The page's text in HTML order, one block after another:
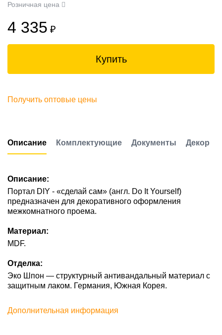
Розничная цена
4 335 ₽
Купить
Получить оптовые цены
Описание Комплектующие Документы Декор
Описание:
Портал DIY - «сделай сам» (англ. Do It Yourself)
предназначен для декоративного оформления
межкомнатного проема.
Материал:
MDF.
Отделка:
Эко Шпон — структурный антивандальный материал с
защитным лаком. Германия, Южная Корея.
Дополнительная информация